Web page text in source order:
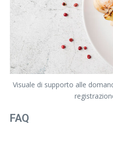
Visuale di supporto alle
FAQ